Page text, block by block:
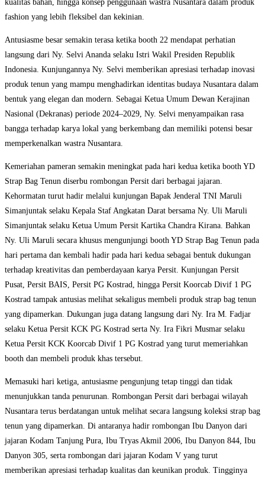
kualitas bahan, hingga konsep penggunaan wastra Nusantara dalam produk
fashion yang lebih fleksibel dan kekinian.
Antusiasme besar semakin terasa ketika booth 22 mendapat perhatian
langsung dari Ny. Selvi Ananda selaku Istri Wakil Presiden Republik
Indonesia. Kunjungannya Ny. Selvi memberikan apresiasi terhadap inovasi
produk tenun yang mampu menghadirkan identitas budaya Nusantara dalam
bentuk yang elegan dan modern. Sebagai Ketua Umum Dewan Kerajinan
Nasional (Dekranas) periode 2024–2029, Ny. Selvi menyampaikan rasa
bangga terhadap karya lokal yang berkembang dan memiliki potensi besar
memperkenalkan wastra Nusantara.
Kemeriahan pameran semakin meningkat pada hari kedua ketika booth YD
Strap Bag Tenun diserbu rombongan Persit dari berbagai jajaran.
Kehormatan turut hadir melalui kunjungan Bapak Jenderal TNI Maruli
Simanjuntak selaku Kepala Staf Angkatan Darat bersama Ny. Uli Maruli
Simanjuntak selaku Ketua Umum Persit Kartika Chandra Kirana. Bahkan
Ny. Uli Maruli secara khusus mengunjungi booth YD Strap Bag Tenun pada
hari pertama dan kembali hadir pada hari kedua sebagai bentuk dukungan
terhadap kreativitas dan pemberdayaan karya Persit. Kunjungan Persit
Pusat, Persit BAIS, Persit PG Kostrad, hingga Persit Koorcab Divif 1 PG
Kostrad tampak antusias melihat sekaligus membeli produk strap bag tenun
yang dipamerkan. Dukungan juga datang langsung dari Ny. Ira M. Fadjar
selaku Ketua Persit KCK PG Kostrad serta Ny. Ira Fikri Musmar selaku
Ketua Persit KCK Koorcab Divif 1 PG Kostrad yang turut memeriahkan
booth dan membeli produk khas tersebut.
Memasuki hari ketiga, antusiasme pengunjung tetap tinggi dan tidak
menunjukkan tanda penurunan. Rombongan Persit dari berbagai wilayah
Nusantara terus berdatangan untuk melihat secara langsung koleksi strap bag
tenun yang dipamerkan. Di antaranya hadir rombongan Ibu Danyon dari
jajaran Kodam Tanjung Pura, Ibu Tryas Akmil 2006, Ibu Danyon 844, Ibu
Danyon 305, serta rombongan dari jajaran Kodam V yang turut
memberikan apresiasi terhadap kualitas dan keunikan produk. Tingginya